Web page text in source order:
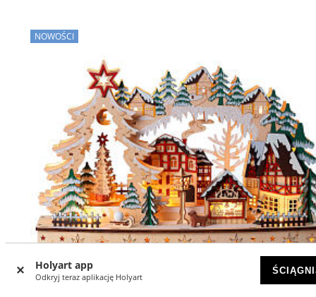
Holyart app
Odkryj teraz aplikację Holyart
NOWOŚCI